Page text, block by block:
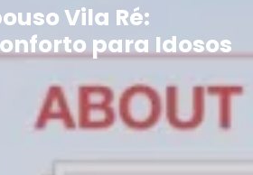
Vila Ré:
para Idosos